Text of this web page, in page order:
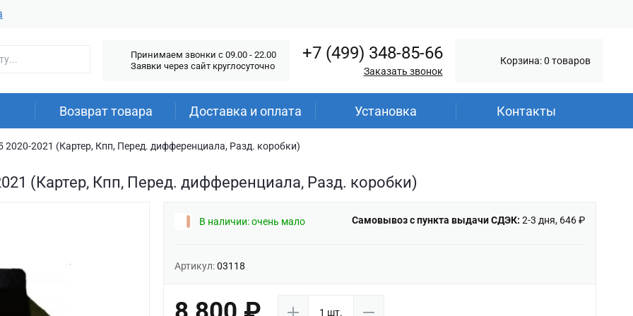
Принимаем звонки c 09.00 - 22.00
Заявки через сайт круглосуточно
+7 (499) 348-85-66
Заказать звонок
Корзина: 0 товаров
Возврат товара Доставка и оплата Установка Контакты
2021 (Картер, Кпп, Перед. дифференциала, Разд. коробки)
(Картер, Кпп, Перед. дифференциала, Разд. коробки)
В наличии: очень мало Самовывоз с пункта выдачи СДЭК: 2-3 дня, 646 ₽
Артикул:03118